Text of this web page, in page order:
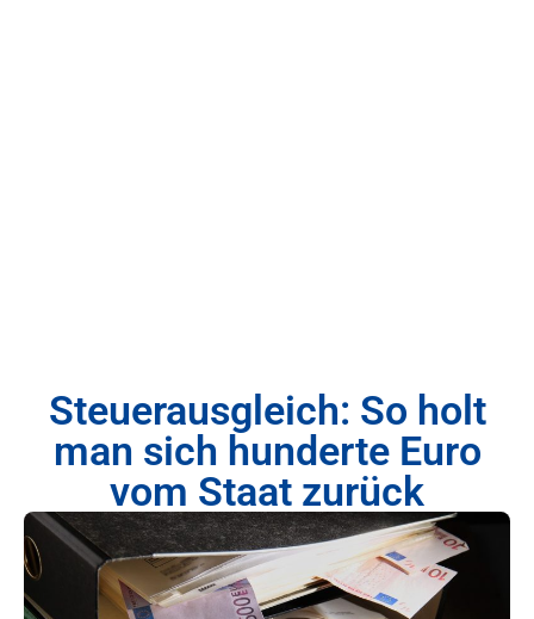
Steuerausgleich: So holt
man sich hunderte Euro
vom Staat zurück